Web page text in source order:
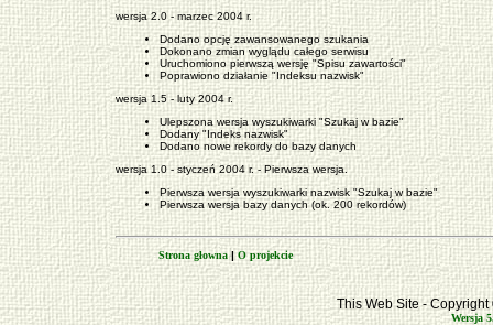
wersja 2.0 - marzec 2004 r.
Dodano opcję zawansowanego szukania
Dokonano zmian wyglądu całego serwisu
Uruchomiono pierwszą wersję "Spisu zawartości"
Poprawiono działanie "Indeksu nazwisk"
wersja 1.5 - luty 2004 r.
Ulepszona wersja wyszukiwarki "Szukaj w bazie"
Dodany "Indeks nazwisk"
Dodano nowe rekordy do bazy danych
wersja 1.0 - styczeń 2004 r. - Pierwsza wersja.
Pierwsza wersja wyszukiwarki nazwisk "Szukaj w bazie"
Pierwsza wersja bazy danych (ok. 200 rekordów)
Strona głowna| O projekcie
This Web Site -
Wersja